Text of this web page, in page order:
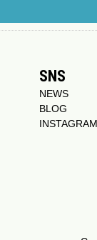
SNS
NEWS
BLOG
INSTAGRAM